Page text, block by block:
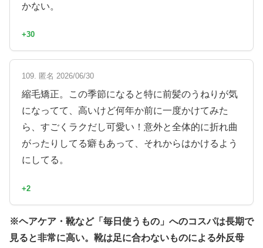
かない。
+30
109. 匿名 2026/06/30
縮毛矯正。この季節になると特に前髪のうねりが気
になってて、高いけど何年か前に一度かけてみた
ら、すごくラクだし可愛い！意外と全体的に折れ曲
がったりしてる癖もあって、それからはかけるよう
にしてる。
+2
※ヘアケア・靴など「毎日使うもの」へのコスパは長期で
見ると非常に高い。靴は足に合わないものによる外反母